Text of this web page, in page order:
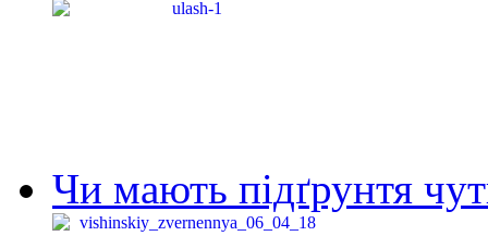
Чи мають підґрунтя